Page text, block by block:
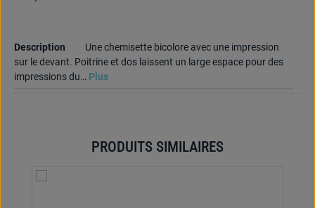
Description
Une chemisette bicolore avec une impression
sur le devant. Poitrine et dos laissent un large espace pour des
impressions du… Plus
Ignorer la galerie de produitsPRODUITS SIMILAIRES